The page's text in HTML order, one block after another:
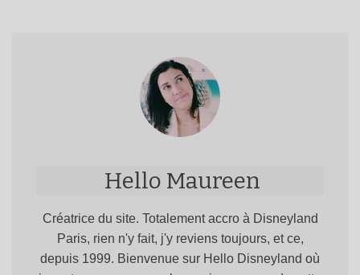
Hello Maureen
Créatrice du site. Totalement accro à Disneyland
Paris, rien n'y fait, j'y reviens toujours, et ce,
depuis 1999. Bienvenue sur Hello Disneyland où